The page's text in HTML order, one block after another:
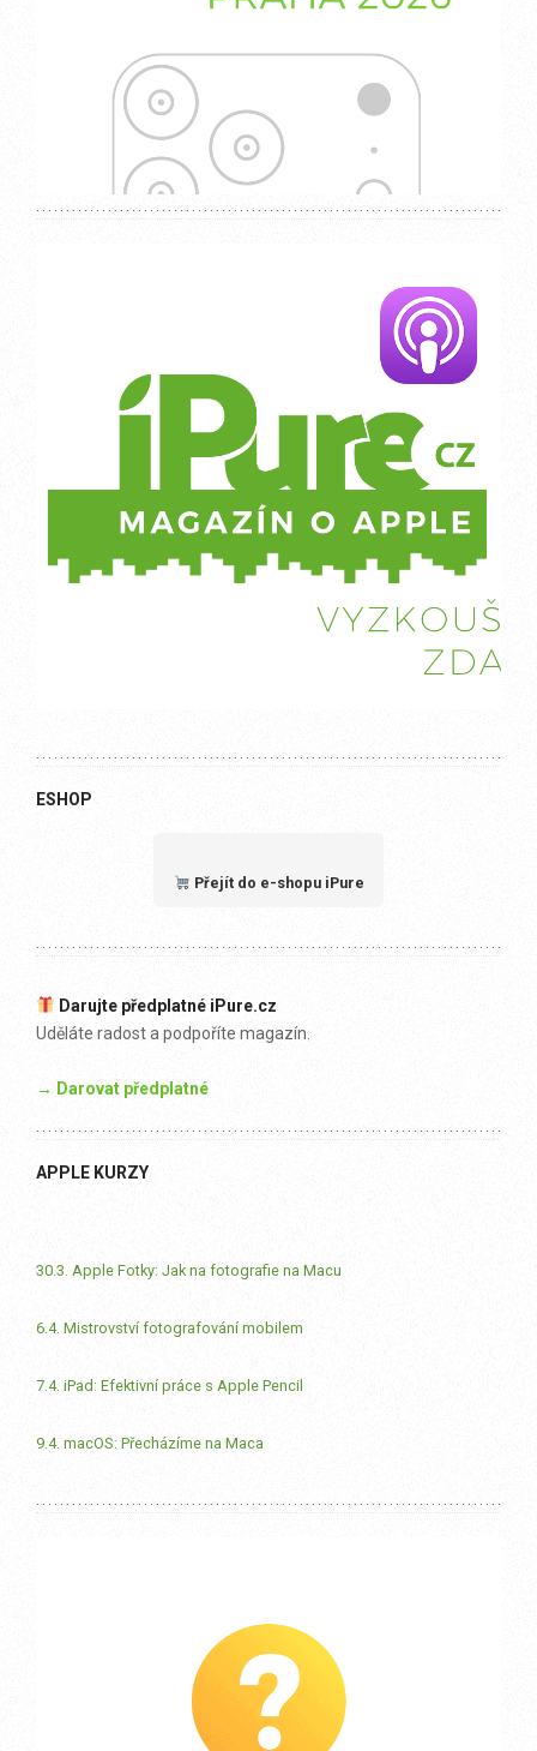
ESHOP
Přejít do e-shopu iPure
Darujte předplatné iPure.cz
Uděláte radost a podpoříte magazín.
→ Darovat předplatné
APPLE KURZY
30.3. Apple Fotky: Jak na fotografie na Macu
6.4. Mistrovství fotografování mobilem
7.4. iPad: Efektivní práce s Apple Pencil
9.4. macOS: Přecházíme na Maca